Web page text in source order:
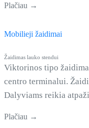
Žaidime groja Mono
Visi žaidėjai galėjo
href="https://
Plačiau →
Mobilieji žaidimai
Žaidimas lauko stendui
Viktorinos tipo
centro terminalui.
Dalyviams reikia
gerai pažinti Joniškio
Plačiau →